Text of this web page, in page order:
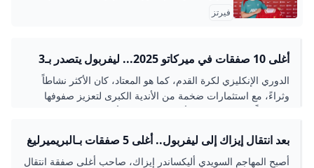
فيرتز
أغلى 10 صفقات في ميركاتو 2025... ليفربول يتصدر بـ3
لاعبين النهار
الدوري الإنكليزي لكرة القدم، كما هو المعتاد، كان الأكثر نشاطاً
وثراءً، مع استثمارات ضخمة من الأندية الكبرى لتعزيز صفوفها
استعداداً للمنافسة على الألقاب المحلية والأوروبية
بعد انتقال إيزاك إلى ليفربول.. أغلى 5 صفقات بـالبريميرليغ
أصبح المهاجم السويدي أليكساندر إيزاك، صاحب أغلى صفقة انتقال